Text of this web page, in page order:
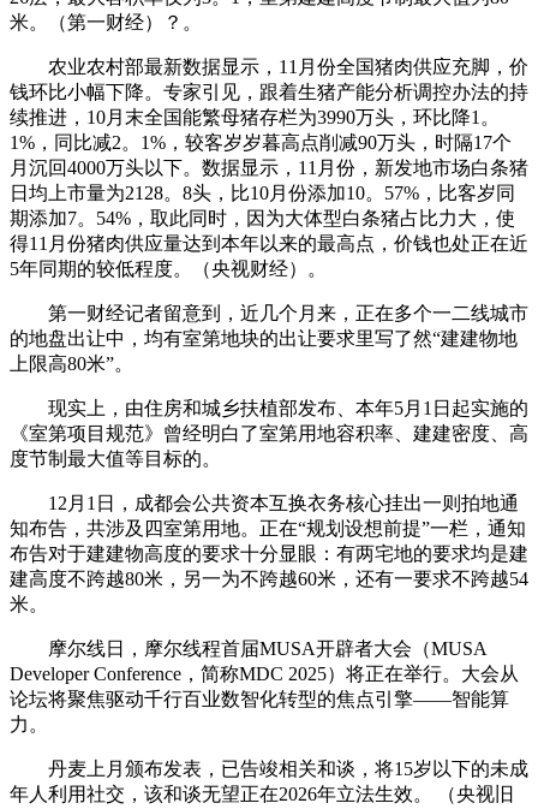
米。（第一财经）？。
农业农村部最新数据显示，11月份全国猪肉供应充脚，价
钱环比小幅下降。专家引见，跟着生猪产能分析调控办法的持
续推进，10月末全国能繁母猪存栏为3990万头，环比降1。
1%，同比减2。1%，较客岁岁暮高点削减90万头，时隔17个
月沉回4000万头以下。数据显示，11月份，新发地市场白条猪
日均上市量为2128。8头，比10月份添加10。57%，比客岁同
期添加7。54%，取此同时，因为大体型白条猪占比力大，使
得11月份猪肉供应量达到本年以来的最高点，价钱也处正在近
5年同期的较低程度。（央视财经）。
第一财经记者留意到，近几个月来，正在多个一二线城市
的地盘出让中，均有室第地块的出让要求里写了然“建建物地
上限高80米”。
现实上，由住房和城乡扶植部发布、本年5月1日起实施的
《室第项目规范》曾经明白了室第用地容积率、建建密度、高
度节制最大值等目标的。
12月1日，成都会公共资本互换衣务核心挂出一则拍地通
知布告，共涉及四室第用地。正在“规划设想前提”一栏，通知
布告对于建建物高度的要求十分显眼：有两宅地的要求均是建
建高度不跨越80米，另一为不跨越60米，还有一要求不跨越54
米。
摩尔线日，摩尔线程首届MUSA开辟者大会（MUSA
Developer Conference，简称MDC 2025）将正在举行。大会从
论坛将聚焦驱动千行百业数智化转型的焦点引擎——智能算
力。
丹麦上月颁布发表，已告竣相关和谈，将15岁以下的未成
年人利用社交，该和谈无望正在2026年立法生效。 （央视旧